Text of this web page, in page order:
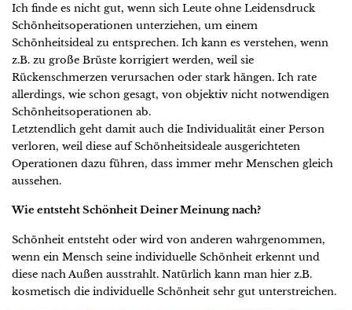
Ich finde es nicht gut, wenn sich Leute ohne Leidensdruck
Schönheitsoperationen unterziehen, um einem
Schönheitsideal zu entsprechen. Ich kann es verstehen, wenn
z.B. zu große Brüste korrigiert werden, weil sie
Rückenschmerzen verursachen oder stark hängen. Ich rate
allerdings, wie schon gesagt, von objektiv nicht notwendigen
Schönheitsoperationen ab.
Letztendlich geht damit auch die Individualität einer Person
verloren, weil diese auf Schönheitsideale ausgerichteten
Operationen dazu führen, dass immer mehr Menschen gleich
aussehen.
Wie entsteht Schönheit Deiner Meinung nach?
Schönheit entsteht oder wird von anderen wahrgenommen,
wenn ein Mensch seine individuelle Schönheit erkennt und
diese nach Außen ausstrahlt. Natürlich kann man hier z.B.
kosmetisch die individuelle Schönheit sehr gut unterstreichen.